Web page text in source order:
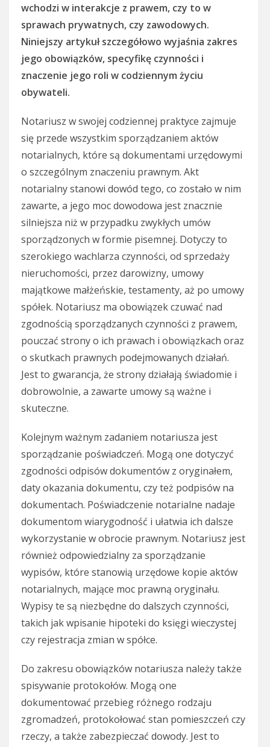
wchodzi w interakcje z prawem, czy to w
sprawach prywatnych, czy zawodowych.
Niniejszy artykuł szczegółowo wyjaśnia zakres
jego obowiązków, specyfikę czynności i
znaczenie jego roli w codziennym życiu
obywateli.
Notariusz w swojej codziennej praktyce zajmuje
się przede wszystkim sporządzaniem aktów
notarialnych, które są dokumentami urzędowymi
o szczególnym znaczeniu prawnym. Akt
notarialny stanowi dowód tego, co zostało w nim
zawarte, a jego moc dowodowa jest znacznie
silniejsza niż w przypadku zwykłych umów
sporządzonych w formie pisemnej. Dotyczy to
szerokiego wachlarza czynności, od sprzedaży
nieruchomości, przez darowizny, umowy
majątkowe małżeńskie, testamenty, aż po umowy
spółek. Notariusz ma obowiązek czuwać nad
zgodnością sporządzanych czynności z prawem,
pouczać strony o ich prawach i obowiązkach oraz
o skutkach prawnych podejmowanych działań.
Jest to gwarancja, że strony działają świadomie i
dobrowolnie, a zawarte umowy są ważne i
skuteczne.
Kolejnym ważnym zadaniem notariusza jest
sporządzanie poświadczeń. Mogą one dotyczyć
zgodności odpisów dokumentów z oryginałem,
daty okazania dokumentu, czy też podpisów na
dokumentach. Poświadczenie notarialne nadaje
dokumentom wiarygodność i ułatwia ich dalsze
wykorzystanie w obrocie prawnym. Notariusz jest
również odpowiedzialny za sporządzanie
wypisów, które stanowią urzędowe kopie aktów
notarialnych, mające moc prawną oryginału.
Wypisy te są niezbędne do dalszych czynności,
takich jak wpisanie hipoteki do księgi wieczystej
czy rejestracja zmian w spółce.
Do zakresu obowiązków notariusza należy także
spisywanie protokołów. Mogą one
dokumentować przebieg różnego rodzaju
zgromadzeń, protokołować stan pomieszczeń czy
rzeczy, a także zabezpieczać dowody. Jest to